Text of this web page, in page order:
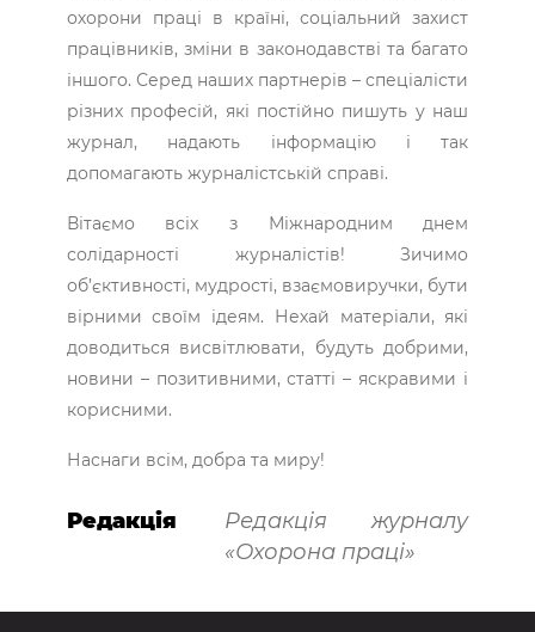
охорони праці в країні, соціальний захист
працівників, зміни в законодавстві та багато
іншого. Серед наших партнерів – спеціалісти
різних професій, які постійно пишуть у наш
журнал, надають інформацію і так
допомагають журналістській справі.
Вітаємо всіх з Міжнародним днем
солідарності журналістів! Зичимо
об’єктивності, мудрості, взаємовиручки, бути
вірними своїм ідеям. Нехай матеріали, які
доводиться висвітлювати, будуть добрими,
новини – позитивними, статті – яскравими і
корисними.
Наснаги всім, добра та миру!
Редакція
Редакція журналу
«Охорона праці»